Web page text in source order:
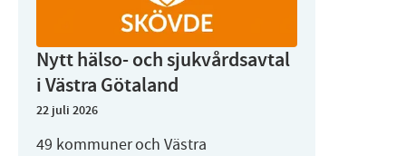
Nytt hälso- och sjukvårdsavtal
i Västra Götaland
22 juli 2026
49 kommuner och Västra